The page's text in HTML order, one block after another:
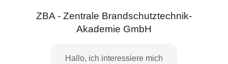
ZBA - Zentrale Brandschutztechnik-
Akademie GmbH
Hallo, ich interessiere mich